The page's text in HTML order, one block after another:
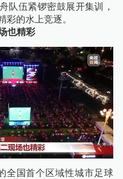
队伍紧锣密鼓展开集训，
彩的水上竞逐。
也精彩
全国首个区域性城市足球